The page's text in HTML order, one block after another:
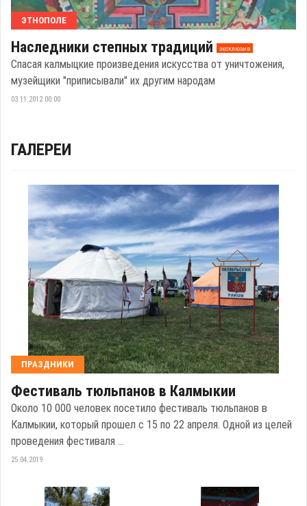
ЭТНОПОЛЕ
Наследники степных традиций эксклюзив
Спасая калмыцкие произведения искусства от уничтожения,
музейщики "приписывали" их другим народам
03.11.2012 00:00
ГАЛЕРЕИ
ПРАЗДНИКИ
Фестиваль тюльпанов в Калмыкии
Около 10 000 человек посетило фестиваль тюльпанов в
Калмыкии, который прошел с 15 по 22 апреля. Одной из целей
проведения фестиваля ...
25.04.2019